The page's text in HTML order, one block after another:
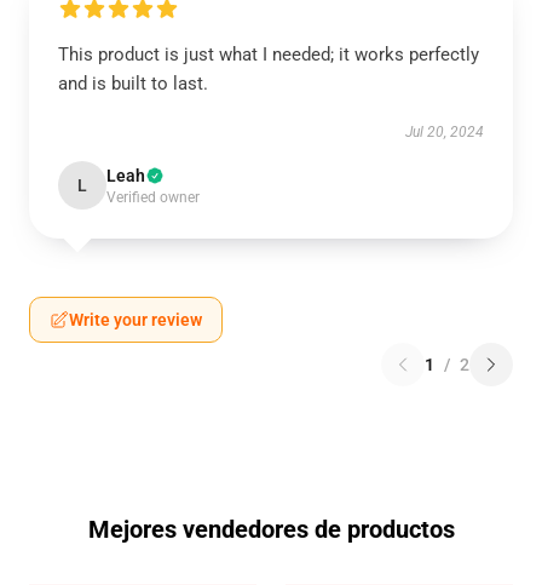
This product is just what I needed; it works perfectly
and is built to last.
Jul 20, 2024
L Leah
Verified owner
Write your review
1 / 2
Mejores vendedores de productos